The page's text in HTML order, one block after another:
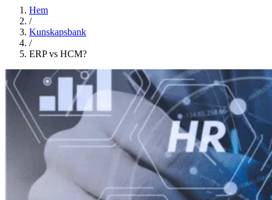
Hem
/
Kunskapsbank
/
ERP vs HCM?